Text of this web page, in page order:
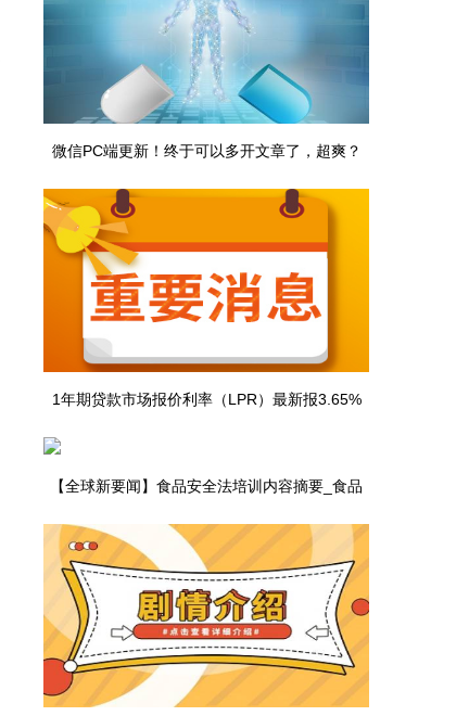
微信PC端更新！终于可以多开文章了，超爽？
1年期贷款市场报价利率（LPR）最新报3.65%
【全球新要闻】食品安全法培训内容摘要_食品
安全法培训内容